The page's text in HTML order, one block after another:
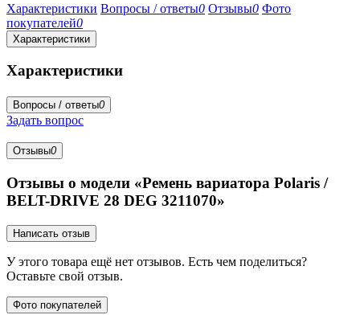
Характеристики Вопросы / ответы0 Отзывы0 Фото
покупателей0
Характеристики
Характеристики
Вопросы / ответы0
Задать вопрос
Отзывы0
Отзывы о модели «Ремень вариатора Polaris /
BELT-DRIVE 28 DEG 3211070»
Написать отзыв
У этого товара ещё нет отзывов. Есть чем поделиться?
Оставьте свой отзыв.
Фото покупателей